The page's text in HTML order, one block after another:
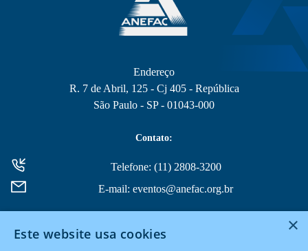
Endereço
R. 7 de Abril, 125 - Cj 405 - República
São Paulo - SP - 01043-000
Contato:
Telefone: (11) 2808-3200
E-mail: eventos@anefac.org.br
×
Este website usa cookies